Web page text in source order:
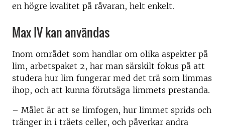
en högre kvalitet på råvaran, helt enkelt.
Max IV kan användas
Inom området som handlar om olika aspekter på
lim, arbetspaket 2, har man särskilt fokus på att
studera hur lim fungerar med det trä som limmas
ihop, och att kunna förutsäga limmets prestanda.
– Målet är att se limfogen, hur limmet sprids och
tränger in i träets celler, och påverkar andra